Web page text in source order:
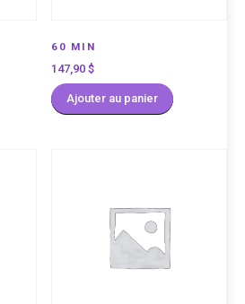
60 MIN
147,90$
Ajouter au panier